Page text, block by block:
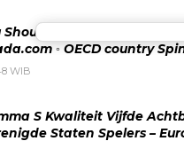
Play Web-Based
◦ OECD country
WIB
S Kwaliteit Vijfde
Staten Spelers –